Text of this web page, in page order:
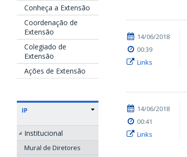
Conheça a Extensão
Coordenação de
Extensão
Colegiado de
Extensão
Ações de Extensão
IP
Institucional
Mural de Diretores
14/06/2018
00:39
Links
14/06/2018
00:41
Links